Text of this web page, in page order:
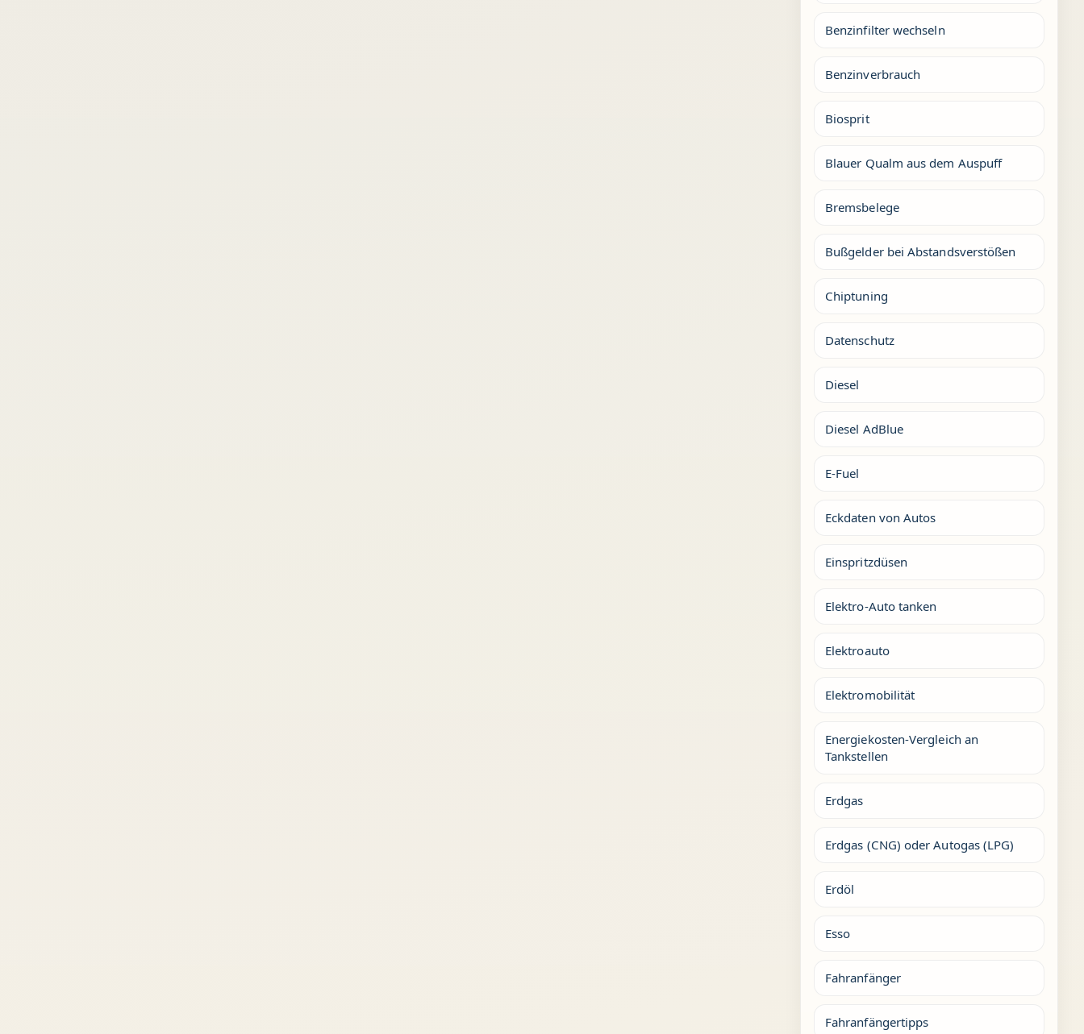
Benzinfilter wechseln
Benzinverbrauch
Biosprit
Blauer Qualm aus dem Auspuff
Bremsbelege
Bußgelder bei Abstandsverstößen
Chiptuning
Datenschutz
Diesel
Diesel AdBlue
E-Fuel
Eckdaten von Autos
Einspritzdüsen
Elektro-Auto tanken
Elektroauto
Elektromobilität
Energiekosten-Vergleich an
Tankstellen
Erdgas
Erdgas (CNG) oder Autogas (LPG)
Erdöl
Esso
Fahranfänger
Fahranfängertipps